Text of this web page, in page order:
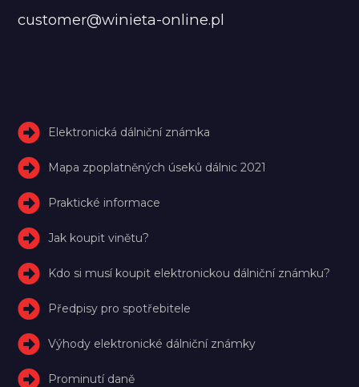
customer@winieta-online.pl
Elektronická dálniční známka
Mapa zpoplatněných úseků dálnic 2021
Praktické informace
Jak koupit vinětu?
Kdo si musí koupit elektronickou dálniční známku?
Předpisy pro spotřebitele
Výhody elektronické dálniční známky
Prominutí daně